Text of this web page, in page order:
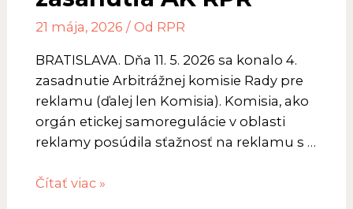
21 mája, 2026 / Od RPR
BRATISLAVA. Dňa 11. 5. 2026 sa konalo 4.
zasadnutie Arbitrážnej komisie Rady pre
reklamu (ďalej len Komisia). Komisia, ako
orgán etickej samoregulácie v oblasti
reklamy posúdila sťažnosť na reklamu s …
Tlačová
Čítať viac »